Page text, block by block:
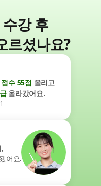
강 후
르셨나요?
수 55점 올리고
올라갔어요.
됐어요.